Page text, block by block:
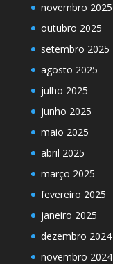
novembro 2025
outubro 2025
setembro 2025
agosto 2025
julho 2025
junho 2025
maio 2025
abril 2025
março 2025
fevereiro 2025
janeiro 2025
dezembro 2024
novembro 2024